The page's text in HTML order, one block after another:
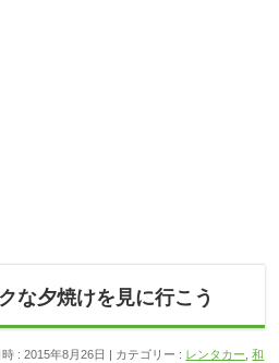
な夕焼けを見に行こう
: 2015年8月26日 カテゴリー : レンタカー ,和